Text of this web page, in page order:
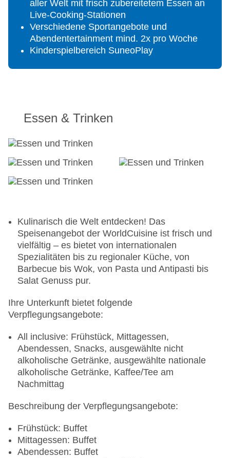
aller Welt mit frisch zubereitetem Essen an
Live-Cooking-Stationen
Verschiedene Sportangebote und
Abendentertainment mind. 2x pro Woche
Kinderspielbereich SuneoPlay
Essen & Trinken
Kulinarisch die Welt entdecken! Das
Speisenangebot der WorldCuisine ist frisch und
vielfältig – es bietet von internationalen
Spezialitäten bis zu regionaler Küche, von
Barbecue bis Wok, von Pasta und Antipasti bis
Salat Genuss pur.
Ihre Unterkunft bietet folgende
Verpflegungsangebote:
All inclusive: Frühstück, Mittagessen,
Abendessen, Snacks, ausgewählte nicht
alkoholische Getränke, ausgewählte nationale
alkoholische Getränke, Kaffee/Tee am
Nachmittag
Beschreibung der Verpflegungsangebote:
Frühstück: Buffet
Mittagessen: Buffet
Abendessen: Buffet